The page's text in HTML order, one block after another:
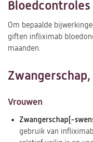
Bloedcontroles
Om bepaalde
giften infliximab
maanden.
Vrouwen
Zwangerschap(-
gebruik van